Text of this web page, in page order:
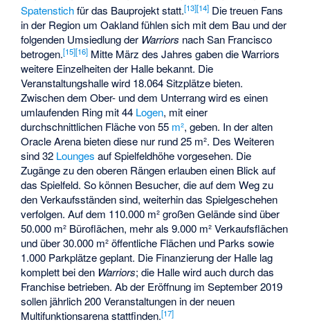
Spatenstichfür das Bauprojekt statt.[13][14] Die treuen Fans
in der Region um Oakland fühlen sich mit dem Bau und der
folgenden Umsiedlung der Warriors nach San Francisco
betrogen.[15][16] Mitte März des Jahres gaben die Warriors
weitere Einzelheiten der Halle bekannt. Die
Veranstaltungshalle wird 18.064 Sitzplätze bieten.
Zwischen dem Ober- und dem Unterrang wird es einen
umlaufenden Ring mit 44 Logen, mit einer
durchschnittlichen Fläche von 55 m², geben. In der alten
Oracle Arenabieten diese nur rund 25 m². Des Weiteren
sind 32 Lounges auf Spielfeldhöhe vorgesehen. Die
Zugänge zu den oberen Rängen erlauben einen Blick auf
das Spielfeld. So können Besucher, die auf dem Weg zu
den Verkaufsständen sind, weiterhin das Spielgeschehen
verfolgen. Auf dem 110.000 m² großen Gelände sind über
50.000 m² Büroflächen, mehr als 9.000 m² Verkaufsflächen
und über 30.000 m² öffentliche Flächen und Parks sowie
1.000 Parkplätze geplant. Die Finanzierung der Halle lag
komplett bei den Warriors; die Halle wird auch durch das
Franchise betrieben. Ab der Eröffnung im September 2019
sollen jährlich 200 Veranstaltungen in der neuen
Multifunktionsarena stattfinden.[17]